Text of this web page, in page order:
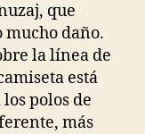
que
mucho daño.
la línea de
está
polos de
más